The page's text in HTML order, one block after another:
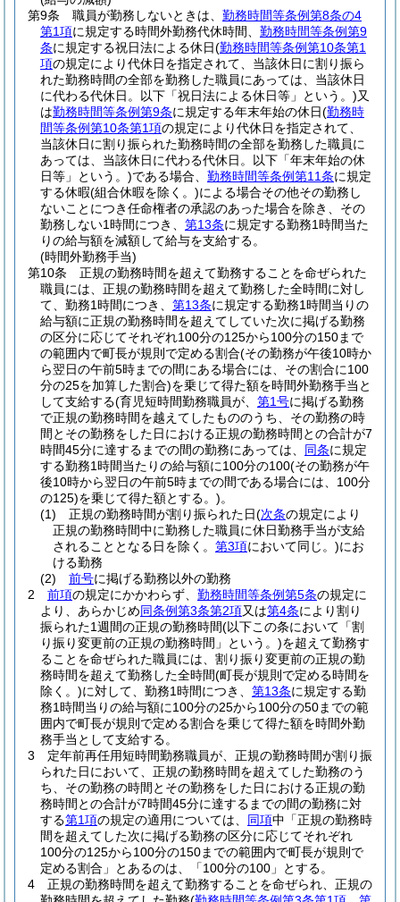
第9条
職員が勤務しないときは、 勤務時間等条例第8条の4
第1項に規定する時間外勤務代休時間、 勤務時間等条例第9
条に規定する祝日法による休日(勤務時間等条例第10条第1
項の規定により代休日を指定されて、当該休日に割り振ら
れた勤務時間の全部を勤務した職員にあっては、当該休日
に代わる代休日。以下「祝日法による休日等」という。)又
は勤務時間等条例第9条に規定する年末年始の休日(勤務時
間等条例第10条第1項の規定により代休日を指定されて、
当該休日に割り振られた勤務時間の全部を勤務した職員に
あっては、当該休日に代わる代休日。以下「年末年始の休
日等」という。)である場合、 勤務時間等条例第11条に規定
する休暇(組合休暇を除く。)による場合その他その勤務し
ないことにつき任命権者の承認のあった場合を除き、その
勤務しない1時間につき、 第13条に規定する勤務1時間当た
りの給与額を減額して給与を支給する。
(時間外勤務手当)
第10条
正規の勤務時間を超えて勤務することを命ぜられた
職員には、正規の勤務時間を超えて勤務した全時間に対し
て、勤務1時間につき、 第13条に規定する勤務1時間当りの
給与額に正規の勤務時間を超えてしていた次に掲げる勤務
の区分に応じてそれぞれ100分の125から100分の150まで
の範囲内で町長が規則で定める割合(その勤務が午後10時か
ら翌日の午前5時までの間にある場合には、その割合に100
分の25を加算した割合)を乗じて得た額を時間外勤務手当と
して支給する(育児短時間勤務職員が、 第1号に掲げる勤務
で正規の勤務時間を越えてしたもののうち、その勤務の時
間とその勤務をした日における正規の勤務時間との合計が7
時間45分に達するまでの間の勤務にあっては、 同条に規定
する勤務1時間当たりの給与額に100分の100(その勤務が午
後10時から翌日の午前5時までの間である場合には、100分
の125)を乗じて得た額とする。)。
(1)
正規の勤務時間が割り振られた日(次条の規定により
正規の勤務時間中に勤務した職員に休日勤務手当が支給
されることとなる日を除く。 第3項において同じ。)にお
ける勤務
(2)
前号に掲げる勤務以外の勤務
2
前項の規定にかかわらず、 勤務時間等条例第5条の規定に
より、あらかじめ同条例第3条第2項又は第4条により割り
振られた1週間の正規の勤務時間(以下この条において「割
り振り変更前の正規の勤務時間」という。)を超えて勤務す
ることを命ぜられた職員には、割り振り変更前の正規の勤
務時間を超えて勤務した全時間(町長が規則で定める時間を
除く。)に対して、勤務1時間につき、 第13条に規定する勤
務1時間当りの給与額に100分の25から100分の50までの範
囲内で町長が規則で定める割合を乗じて得た額を時間外勤
務手当として支給する。
3
定年前再任用短時間勤務職員が、正規の勤務時間が割り振
られた日において、正規の勤務時間を超えてした勤務のう
ち、その勤務の時間とその勤務をした日における正規の勤
務時間との合計が7時間45分に達するまでの間の勤務に対
する第1項の規定の適用については、 同項中「正規の勤務時
間を超えてした次に掲げる勤務の区分に応じてそれぞれ
100分の125から100分の150までの範囲内で町長が規則で
定める割合」とあるのは、「100分の100」とする。
4
正規の勤務時間を超えて勤務することを命ぜられ、正規の